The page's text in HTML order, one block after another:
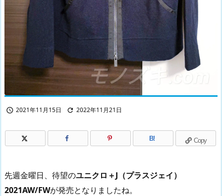
 2021年11月15日  2022年11月21日
B! Copy
先週金曜日、待望のユニクロ＋J（プラスジェイ）
2021AW/FWが発売となりましたね。